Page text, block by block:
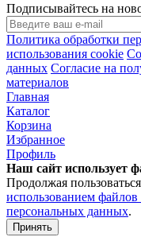
Подписывайтесь на
Политика обработки
использования cookie
данных Согласие на
материалов
Главная
Каталог
Корзина
Избранное
Профиль
Наш сайт использует
Продолжая
использованием файлов
персональных данных.
Принять